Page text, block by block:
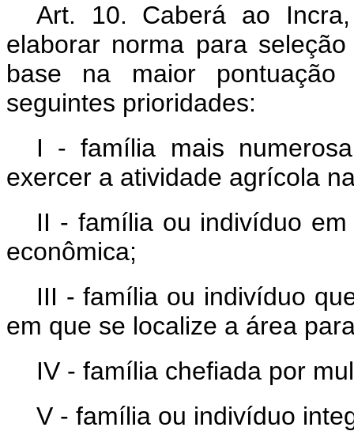
Art. 10. Caberá ao
elaborar norma para
base na maior
seguintes prioridades:
I - família mais
exercer a atividade agrícola
II - família ou indivíduo
econômica;
III - família ou indivíduo
em que se localize a área
IV - família chefiada por
V - família ou indivíduo